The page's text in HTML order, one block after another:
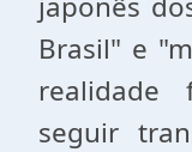
Brasil" e
realidade
seguir